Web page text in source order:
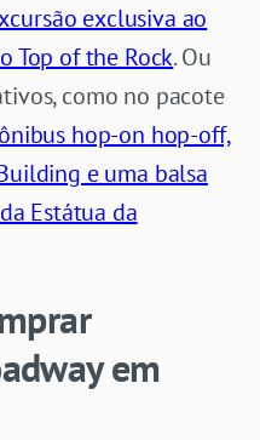
exclusiva ao
Top of the Rock. Ou
como no pacote
hop-on hop-off,
e uma balsa
Estátua da
em